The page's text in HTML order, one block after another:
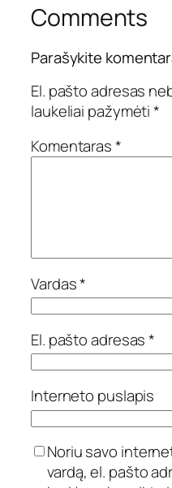
Comments
Parašykite
El. pašto adresas
laukeliai pažymėti*
Komentaras*
Vardas*
El. pašto adresas*
Interneto puslapis
Noriu savo
vardą, el. pašto